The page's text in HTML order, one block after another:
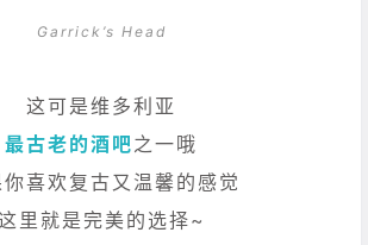
Garrick’s Head
这可是维多利亚
最古老的酒吧之一哦
喜欢复古又温馨的感觉
里就是完美的选择~